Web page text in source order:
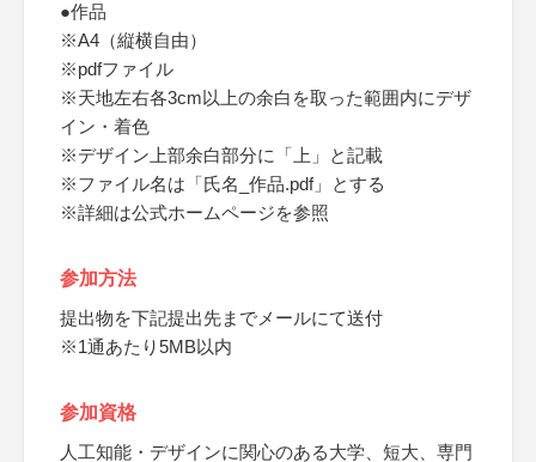
●作品
※A4（縦横自由）
※pdfファイル
※天地左右各3cm以上の余白を取った範囲内にデザ
イン・着色
※デザイン上部余白部分に「上」と記載
※ファイル名は「氏名_作品.pdf」とする
※詳細は公式ホームページを参照
参加方法
提出物を下記提出先までメールにて送付
※1通あたり5MB以内
参加資格
人工知能・デザインに関心のある大学、短大、専門